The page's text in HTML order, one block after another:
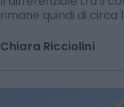
rimane quindi di circa
Chiara Ricciolini